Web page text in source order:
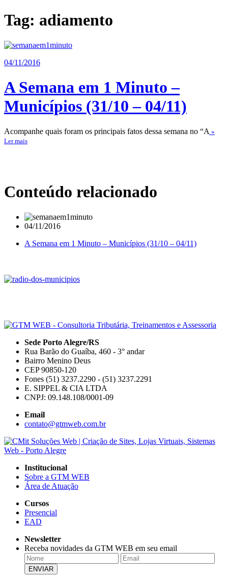
Tag: adiamento
04/11/2016
A Semana em 1 Minuto –
Municípios (31/10 – 04/11)
Acompanhe quais foram os principais fatos dessa semana no “A »
Ler mais
Conteúdo relacionado
04/11/2016
A Semana em 1 Minuto – Municípios (31/10 – 04/11)
Sede Porto Alegre/RS
Rua Barão do Guaíba, 460 - 3° andar
Bairro Menino Deus
CEP 90850-120
Fones (51) 3237.2290 - (51) 3237.2291
E. SIPPEL & CIA LTDA
CNPJ: 09.148.108/0001-09
Email
contato@gtmweb.com.br
Institucional
Sobre a GTM WEB
Área de Atuação
Cursos
Presencial
EAD
Newsletter
Receba novidades da GTM WEB em seu email